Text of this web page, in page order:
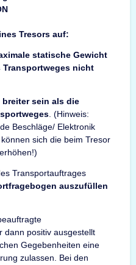
Tresors auf:
statische Gewicht
nicht
breiter sein als die
. (Hinweis:
Beschläge/ Elektronik
sich die beim Tresor
Transportauftrages
auszufüllen
dann positiv ausgestellt
Gegebenheiten eine
zulassen. Bei den